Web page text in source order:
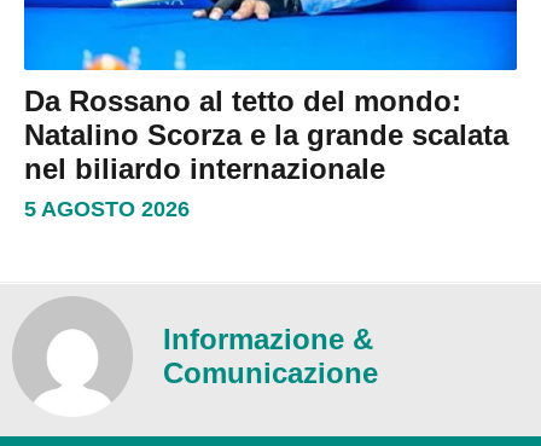
Da Rossano al tetto del mondo:
Natalino Scorza e la grande scalata
nel biliardo internazionale
5 AGOSTO 2026
Informazione &
Comunicazione